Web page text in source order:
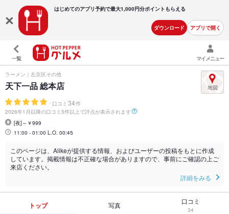
はじめてのアプリ予約で最大1,000円分ポイントもらえる
ダウンロード アプリで開く
一覧 マイメニュー
ラーメン｜左京区その他
天下一品 総本店
- 口コミ 34件
2026年1月以降の口コミ5件以上で評点が表示されます
[夜]～￥999
11:00 - 01:00 L.O. 00:45
このページは、Alikeが提供する情報、およびユーザーの投稿をもとに作成
しています。掲載情報は不正確な場合がありますので、事前にご確認の上ご
来店ください。
詳細をみる
トップ 写真 口コミ
34